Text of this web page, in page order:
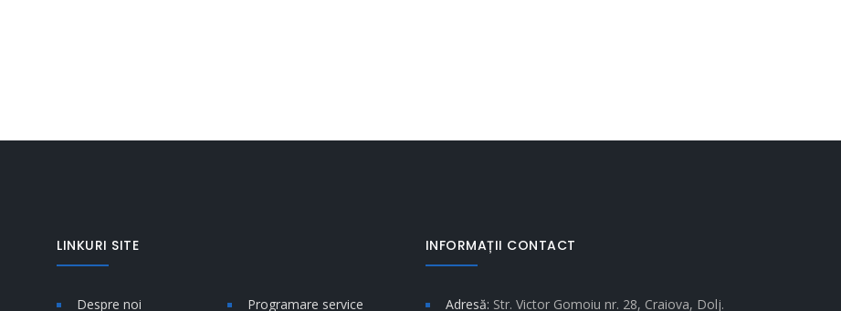
LINKURI SITE
Despre noi Programare service
INFORMAȚII CONTACT
Adresă: Str. Victor Gomoiu nr. 28, Craiova, Dolj.